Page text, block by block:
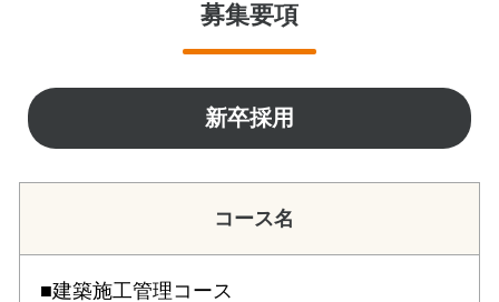
募集要項
新卒採用
コース名
■建築施工管理コース